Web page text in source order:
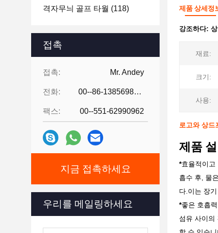
격자무늬 골프 타월 (118)
접촉
접촉: Mr. Andey
전화: 00--86-13856986218
팩스: 00--551-62990962
지금 접촉하세요
우리를 메일링하세요
제품 상세정
강조하다:
재료:
크기:
사용:
로고와 상드
제품
*효율적이고
흡수 후, 물
다.이는 장
*좋은 호흡력
섬유 사이의